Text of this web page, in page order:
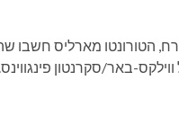
הטורונטו מארליס חשבו
באר/סקרנטון פינגווינס.